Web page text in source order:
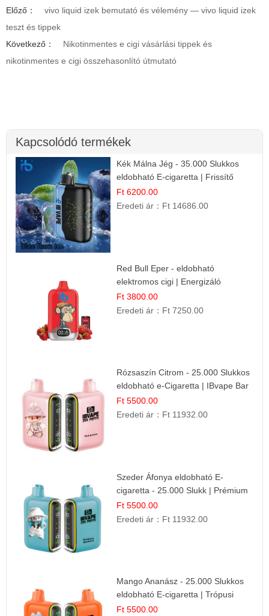
Előző：
vivo liquid izek bemutató és vélemény — vivo liquid izek
teszt és tippek
Következő：
Nikotinmentes e cigi vásárlási tippek és
nikotinmentes e cigi összehasonlító útmutató
Kapcsolódó termékek
Kék Málna Jég - 35.000 Slukkos
eldobható E-cigaretta | Frissítő
Ízélmény
Ft 6200.00
Eredeti ár： Ft 14686.00
Red Bull Eper - eldobható
elektromos cigi | Energizáló
Gyümölcs Íz
Ft 3800.00
Eredeti ár： Ft 7250.00
Rózsaszín Citrom - 25.000 Slukkos
eldobható e-Cigaretta | IBvape Bar
Ft 5500.00
Eredeti ár： Ft 11932.00
Szeder Áfonya eldobható E-
cigaretta - 25.000 Slukk | Prémium
Gyümölcs Íz
Ft 5500.00
Eredeti ár： Ft 11932.00
Mango Ananász - 25.000 Slukkos
eldobható E-cigaretta | Trópusi
Ízélmény
Ft 5500.00